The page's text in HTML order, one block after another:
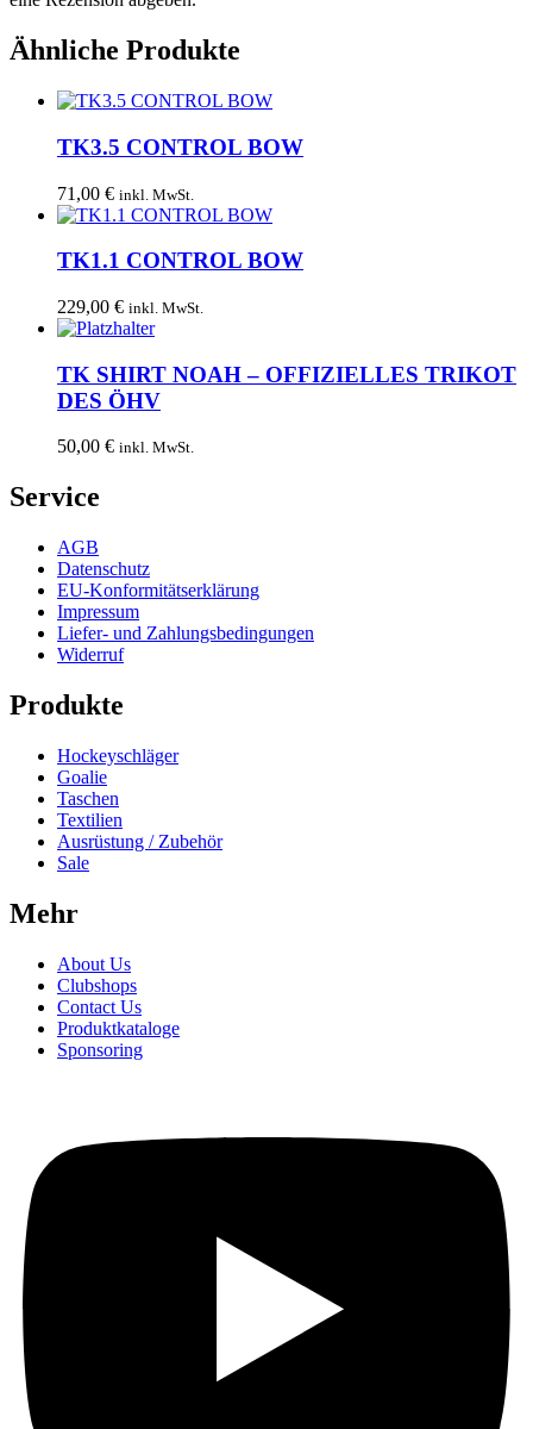
Ähnliche Produkte
TK3.5 CONTROL BOW
71,00 € inkl. MwSt.
TK1.1 CONTROL BOW
229,00 € inkl. MwSt.
TK SHIRT NOAH – OFFIZIELLES TRIKOT
DES ÖHV
50,00 € inkl. MwSt.
Service
AGB
Datenschutz
EU-Konformitätserklärung
Impressum
Liefer- und Zahlungsbedingungen
Widerruf
Produkte
Hockeyschläger
Goalie
Taschen
Textilien
Ausrüstung / Zubehör
Sale
Mehr
About Us
Clubshops
Contact Us
Produktkataloge
Sponsoring